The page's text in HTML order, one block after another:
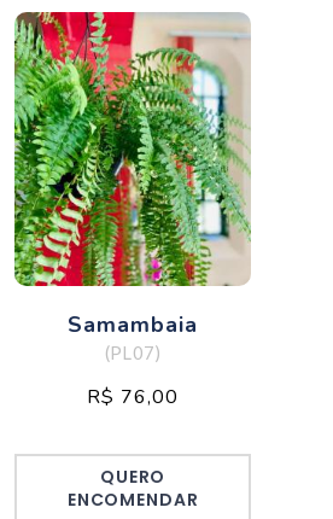
Samambaia
(PL07)
R$ 76,00
QUERO
ENCOMENDAR